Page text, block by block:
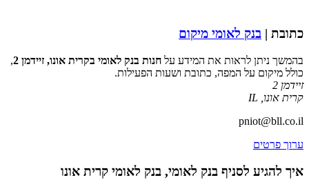
כתובת | בנק לאומי מיקום
בהמשך ניתן לראות את המידע על חנות בנק לאומי בקרית אונו, זיידמן 2
,
כולל מיקום על המפה, כתובת ושעות הפעילות.
זיידמן 2
קרית אונו IL
pniot@bll.co.il
ערוך פרטים
איך להגיע לסניף בנק לאומי, בנק לאומי קרית אונו